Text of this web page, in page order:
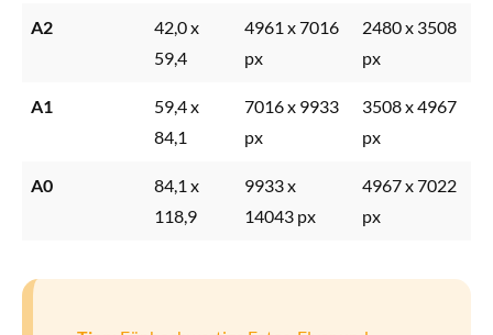
A2
42,0 x
59,4
4961 x 7016
px
2480 x 3508
px
A1
59,4 x
84,1
7016 x 9933
px
3508 x 4967
px
A0
84,1 x
118,9
9933 x
14043 px
4967 x 7022
px